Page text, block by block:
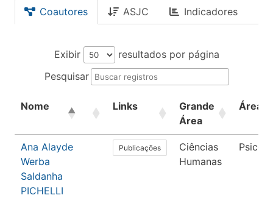
Coautores ASJC Indicadores
Exibir
resultados por página
Pesquisar
Nome Links
Grande
Área
Área
Ana Alayde
Werba
Saldanha
PICHELLI
Publicações
Ciências
Humanas